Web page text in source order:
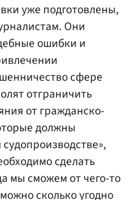
уже подготовлены,
Они
ошибки и
сфере
отграничить
от гражданско-
должны
сделать
мы сможем от чего-то
сколько угодно